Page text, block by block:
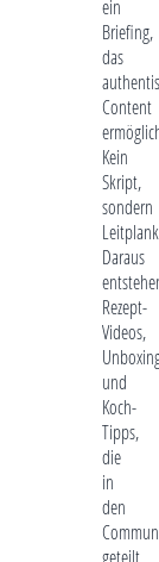
ein
Briefing,
das
Content
Kein
Skript,
sondern
Daraus
Rezept-
Videos,
und
Koch-
Tipps,
die
in
den
geteilt